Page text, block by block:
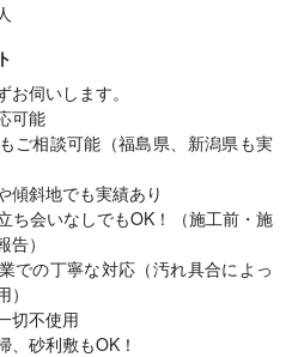
お伺いします。
可能
ご相談可能（福島県、新潟県も実
傾斜地でも実績あり
ち会いなしでもOK！（施工前・施
）
での丁寧な対応（汚れ具合によっ
切不使用
、砂利敷もOK！